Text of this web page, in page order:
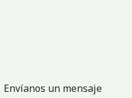
Envíanos un mensaje